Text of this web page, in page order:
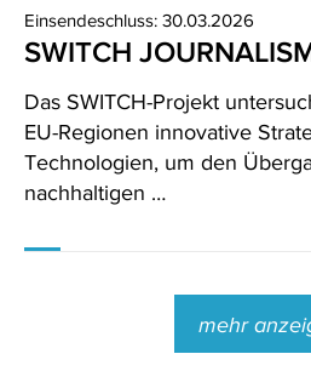
Einsendeschluss: 30.03.2026
SWITCH
Das SWITCH-Projekt
EU-Regionen innovative
Technologien, um den
nachhaltigen …
mehr